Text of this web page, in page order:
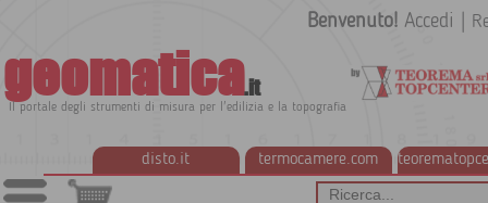
geomatica.it
Il portale degli strumenti di misura per l'edilizia e la topografia
disto.it termocamere.com
Benvenuto! Accedi